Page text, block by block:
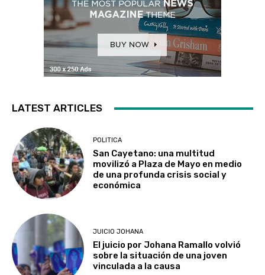
LATEST ARTICLES
POLITICA
San Cayetano: una multitud
movilizó a Plaza de Mayo en medio
de una profunda crisis social y
económica
JUICIO JOHANA
El juicio por Johana Ramallo volvió
sobre la situación de una joven
vinculada a la causa